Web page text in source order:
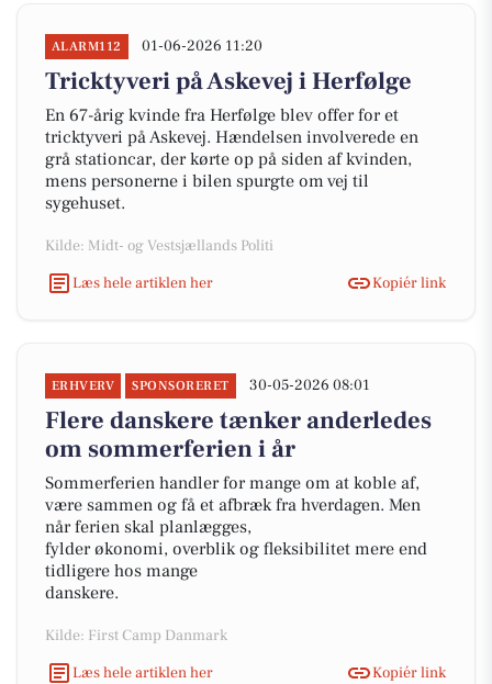
ALARM112 01-06-2026 11:20
Tricktyveri på Askevej i Herfølge
En 67-årig kvinde fra Herfølge blev offer for et
tricktyveri på Askevej. Hændelsen involverede en
grå stationcar, der kørte op på siden af kvinden,
mens personerne i bilen spurgte om vej til
sygehuset.
Kilde: Midt- og Vestsjællands Politi
Læs hele artiklen her
Kopiér link
ERHVERV SPONSORERET 30-05-2026 08:01
Flere danskere tænker anderledes
om sommerferien i år
Sommerferien handler for mange om at koble af,
være sammen og få et afbræk fra hverdagen. Men
når ferien skal planlægges,
fylder økonomi, overblik og fleksibilitet mere end
tidligere hos mange
danskere.
Kilde: First Camp Danmark
Læs hele artiklen her
Kopiér link